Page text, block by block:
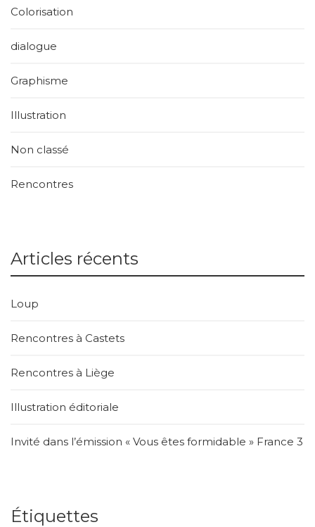
Colorisation
dialogue
Graphisme
Illustration
Non classé
Rencontres
Articles récents
Loup
Rencontres à Castets
Rencontres à Liège
Illustration éditoriale
Invité dans l’émission « Vous êtes formidable » France 3
Étiquettes